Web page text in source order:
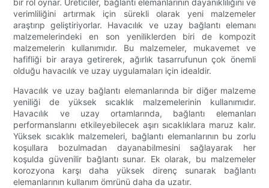
bir rol oynar. Üreticiler, bağlantı elemanlarının dayanıklılığını ve
verimliliğini artırmak için sürekli olarak yeni malzemeler
araştırıp geliştiriyorlar. Havacılık ve uzay bağlantı elemanı
malzemelerindeki en son yeniliklerden biri de kompozit
malzemelerin kullanımıdır. Bu malzemeler, mukavemet ve
hafifliği bir araya getirerek, ağırlık tasarrufunun çok önemli
olduğu havacılık ve uzay uygulamaları için idealdir.
Havacılık ve uzay bağlantı elemanlarında bir diğer malzeme
yeniliği de yüksek sıcaklık malzemelerinin kullanımıdır.
Havacılık ve uzay ortamlarında, bağlantı elemanları
performanslarını etkileyebilecek aşırı sıcaklıklara maruz kalır.
Yüksek sıcaklık malzemeleri, bağlantı elemanlarının bu zorlu
koşullara bozulmadan dayanabilmesini sağlayarak her
koşulda güvenilir bağlantı sunar. Ek olarak, bu malzemeler
korozyona karşı daha yüksek direnç sunarak bağlantı
elemanlarının kullanım ömrünü daha da uzatır.